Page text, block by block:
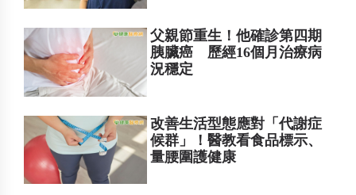
父親節重生！他確診第四期
胰臟癌 歷經16個月治療病
況穩定
改善生活型態應對「代謝症
候群」！醫教看食品標示、
量腰圍護健康